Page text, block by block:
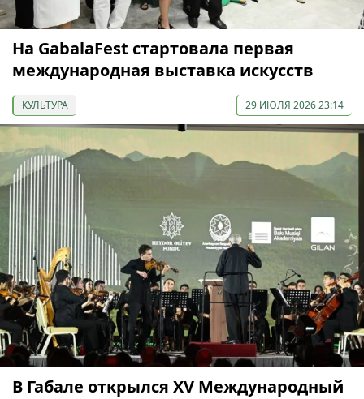
На GabalaFest стартовала первая
международная выставка искусств
КУЛЬТУРА 29 ИЮЛЯ 2026 23:14
В Габале открылся XV Международный